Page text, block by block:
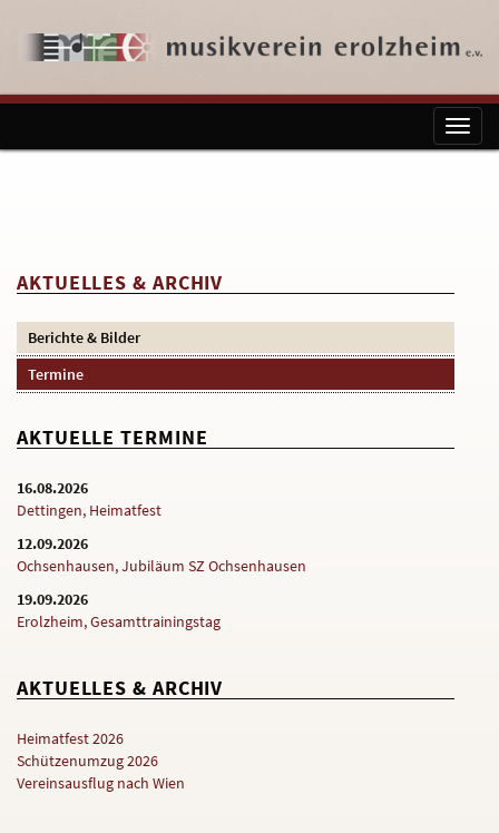
AKTUELLES & ARCHIV
Berichte & Bilder
Termine
AKTUELLE TERMINE
16.08.2026
Dettingen, Heimatfest
12.09.2026
Ochsenhausen, Jubiläum SZ Ochsenhausen
19.09.2026
Erolzheim, Gesamttrainingstag
AKTUELLES & ARCHIV
Heimatfest 2026
Schützenumzug 2026
Vereinsausflug nach Wien